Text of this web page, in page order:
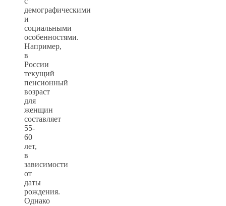
демографическими
и
социальными
особенностями.
Например,
в
России
текущий
пенсионный
возраст
для
женщин
составляет
55-
60
лет,
в
зависимости
от
даты
рождения.
Однако